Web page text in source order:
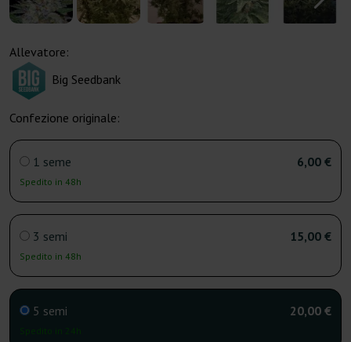
Allevatore:
Big Seedbank
Confezione originale:
1 seme
Spedito in 48h
6,00 €
3 semi
Spedito in 48h
15,00 €
5 semi 20,00 €